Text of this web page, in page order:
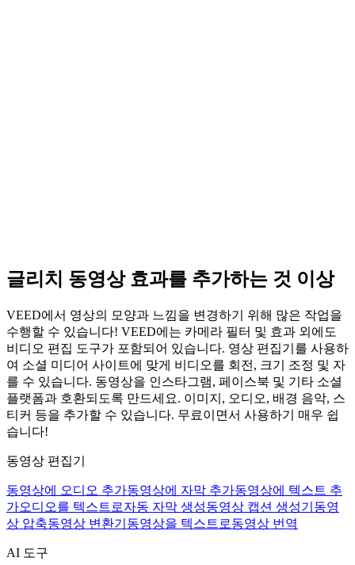
글리치 동영상 효과를 추가하는 것 이상
VEED에서 영상의 모양과 느낌을 변경하기 위해 많은 작업을
수행할 수 있습니다! VEED에는 카메라 필터 및 효과 외에도
비디오 편집 도구가 포함되어 있습니다. 영상 편집기를 사용하
여 소셜 미디어 사이트에 맞게 비디오를 회전, 크기 조정 및 자
를 수 있습니다. 동영상을 인스타그램, 페이스북 및 기타 소셜
플랫폼과 호환되도록 만드세요. 이미지, 오디오, 배경 음악, 스
티커 등을 추가할 수 있습니다. 무료이면서 사용하기 매우 쉽
습니다!
동영상 편집기
동영상에 오디오 추가동영상에 자막 추가동영상에 텍스트 추
가오디오를 텍스트로자동 자막 생성동영상 캡션 생성기 동영
상 압축동영상 변환기 동영상을 텍스트로동영상 번역
AI 도구